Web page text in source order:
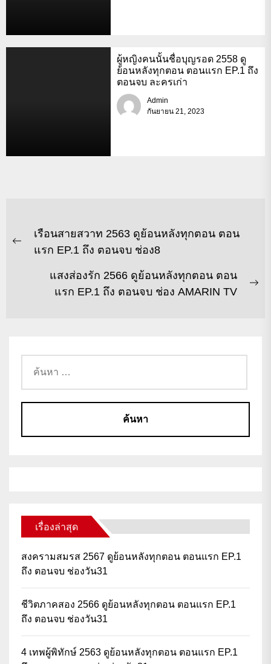
ผู้หญิงคนนั้นชื่อบุญรอด 2558 ดู
ย้อนหลังทุกตอน ตอนแรก EP.1 ถึง
ตอนจบ ละครเก่า
Admin
กันยายน 21, 2023
เรือนสายสวาท 2563 ดูย้อนหลังทุกตอน ตอน
แรก EP.1 ถึง ตอนจบ ช่อง8
แสงส่องรัก 2566 ดูย้อนหลังทุกตอน ตอน
แรก EP.1 ถึง ตอนจบ ช่อง AMARIN TV
เรื่องล่าสุด
สงครามสมรส 2567 ดูย้อนหลังทุกตอน ตอนแรก EP.1
ถึง ตอนจบ ช่องวัน31
ชีวิตภาคสอง 2566 ดูย้อนหลังทุกตอน ตอนแรก EP.1
ถึง ตอนจบ ช่องวัน31
4 เทพผู้พิทักษ์ 2563 ดูย้อนหลังทุกตอน ตอนแรก EP.1